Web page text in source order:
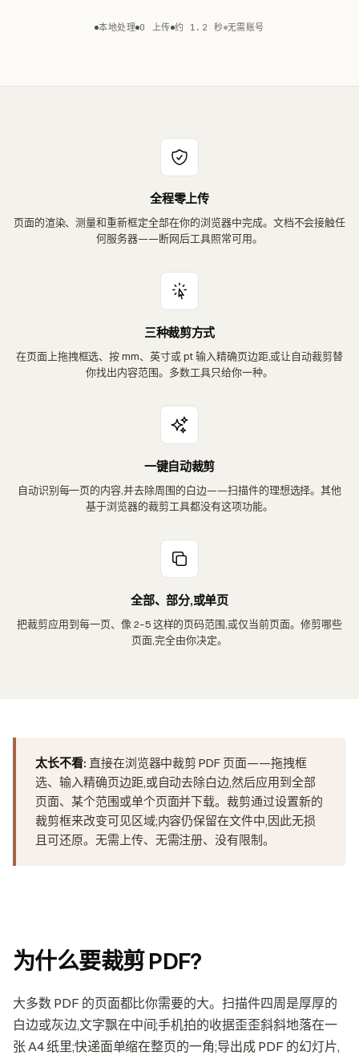
本地处理 0 上传 约 1.2 秒 无需账号
全程零上传
页面的渲染、测量和重新框定全部在你的浏览器中完成。文档不会接触任
何服务器——断网后工具照常可用。
三种裁剪方式
在页面上拖拽框选、按 mm、英寸或 pt 输入精确页边距,或让自动裁剪替
你找出内容范围。多数工具只给你一种。
一键自动裁剪
自动识别每一页的内容,并去除周围的白边——扫描件的理想选择。其他
基于浏览器的裁剪工具都没有这项功能。
全部、部分,或单页
把裁剪应用到每一页、像 2–5 这样的页码范围,或仅当前页面。修剪哪些
页面,完全由你决定。
太长不看: 直接在浏览器中裁剪 PDF 页面——拖拽框
选、输入精确页边距,或自动去除白边,然后应用到全部
页面、某个范围或单个页面并下载。裁剪通过设置新的
裁剪框来改变可见区域;内容仍保留在文件中,因此无损
且可还原。无需上传、无需注册、没有限制。
为什么要裁剪 PDF?
大多数 PDF 的页面都比你需要的大。扫描件四周是厚厚的
白边或灰边,文字飘在中间;手机拍的收据歪歪斜斜地落在一
张 A4 纸里;快递面单缩在整页的一角;导出成 PDF 的幻灯片,